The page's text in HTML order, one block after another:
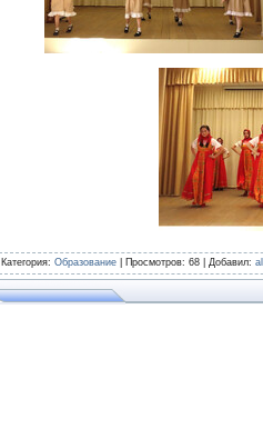
Категория: Образование Просмотров: 68 | Добавил: